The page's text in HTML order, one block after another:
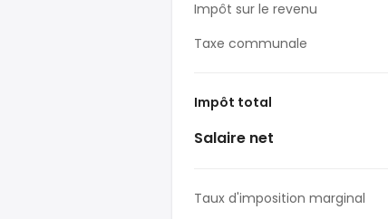
Impôt sur le revenu
Taxe communale
Impôt total
Salaire net
Taux d'imposition marginal